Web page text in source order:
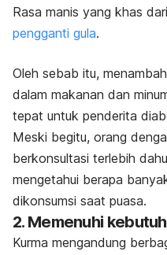
Rasa manis yang khas
pengganti gula.
Oleh sebab itu, m
dalam makanan dan
tepat untuk penderita
Meski begitu, orang
berkonsultasi terlebih
mengetahui berapa
dikonsumsi saat puasa.
2. Memenuhi
Kurma mengandung